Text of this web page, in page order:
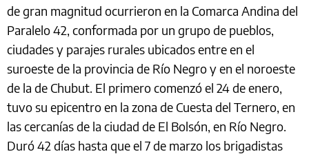
de gran magnitud ocurrieron en la Comarca Andina del
Paralelo 42, conformada por un grupo de pueblos,
ciudades y parajes rurales ubicados entre en el
suroeste de la provincia de Río Negro y en el noroeste
de la de Chubut. El primero comenzó el 24 de enero,
tuvo su epicentro en la zona de Cuesta del Ternero, en
las cercanías de la ciudad de El Bolsón, en Río Negro.
Duró 42 días hasta que el 7 de marzo los brigadistas